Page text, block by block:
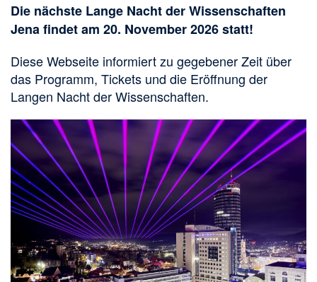
Die nächste Lange Nacht der Wissenschaften
Jena findet am 20. November 2026 statt!
Diese Webseite informiert zu gegebener Zeit über
das Programm, Tickets und die Eröffnung der
Langen Nacht der Wissenschaften.